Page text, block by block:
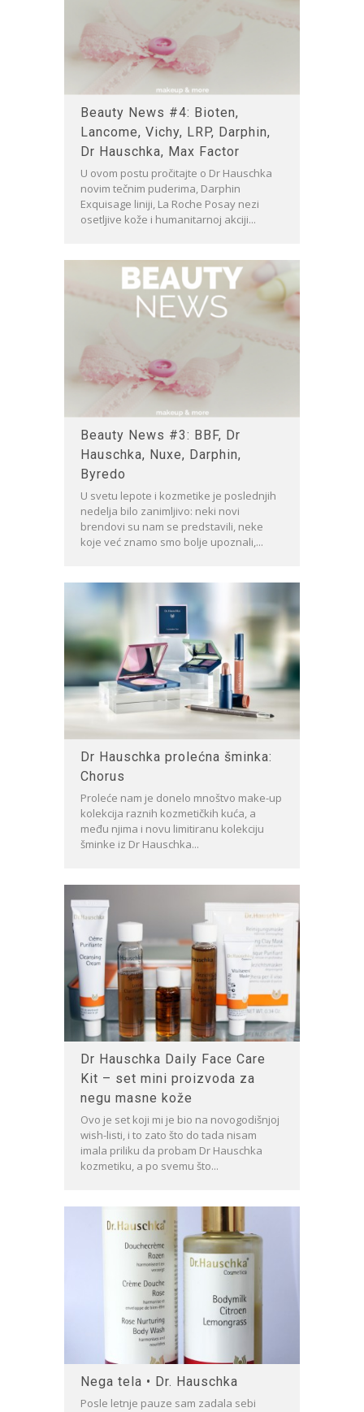
Beauty News #4: Bioten,
Lancome, Vichy, LRP, Darphin,
Dr Hauschka, Max Factor
U ovom postu pročitajte o Dr Hauschka
novim tečnim puderima, Darphin
Exquisage liniji, La Roche Posay nezi
osetljive kože i humanitarnoj akciji...
Beauty News #3: BBF, Dr
Hauschka, Nuxe, Darphin,
Byredo
U svetu lepote i kozmetike je poslednjih
nedelja bilo zanimljivo: neki novi
brendovi su nam se predstavili, neke
koje već znamo smo bolje upoznali,...
Dr Hauschka prolećna šminka:
Chorus
Proleće nam je donelo mnoštvo make-up
kolekcija raznih kozmetičkih kuća, a
među njima i novu limitiranu kolekciju
šminke iz Dr Hauschka...
Dr Hauschka Daily Face Care
Kit – set mini proizvoda za
negu masne kože
Ovo je set koji mi je bio na novogodišnjoj
wish-listi, i to zato što do tada nisam
imala priliku da probam Dr Hauschka
kozmetiku, a po svemu što...
Nega tela • Dr. Hauschka
Posle letnje pauze sam zadala sebi